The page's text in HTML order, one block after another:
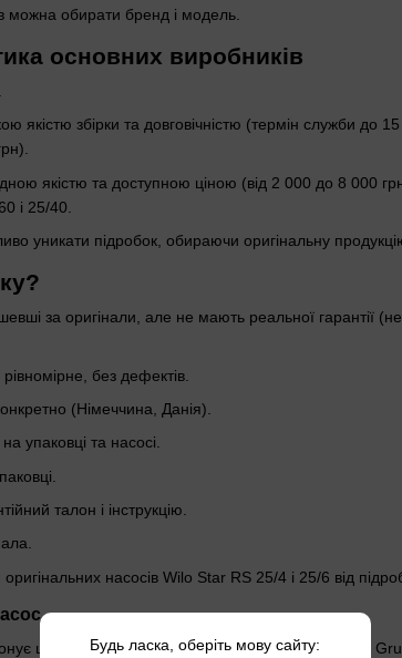
можна обирати бренд і модель.
основних виробників
якістю збірки та довговічністю (термін служби
якістю та доступною ціною (від 2 000 до 8 000
і 25/40.
уникати підробок, обираючи оригінальну продукцію
за оригінали, але не мають реальної гарантії
без дефектів.
(Німеччина, Данія).
на упаковці та насосі.
талон і інструкцію.
насосів Wilo Star RS 25/4 і 25/6 від
широкий вибір циркуляційних насосів від Wilo,
Будь ласка, оберіть мову сайту: